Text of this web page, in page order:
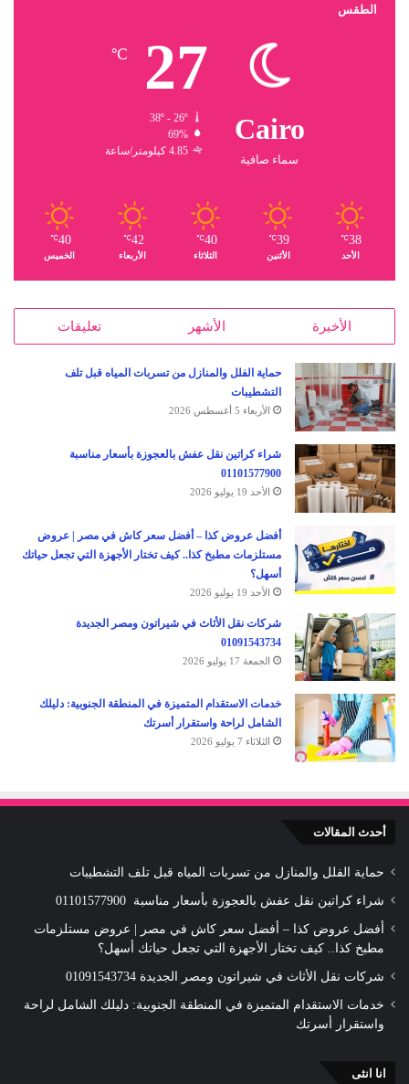
الطقس
Cairo
سماء صافية
27
℃
38º - 26º
69%
4.85 كيلومتر/ساعة
38
℃
الأحد
39
℃
الأثنين
40
℃
الثلاثاء
42
℃
الأربعاء
40
℃
الخميس
الأخيرة الأشهر تعليقات
حماية الفلل والمنازل من تسربات المياه قبل تلف
التشطيبات
الأربعاء 5 أغسطس 2026
شراء كراتين نقل عفش بالعجوزة بأسعار مناسبة
01101577900
الأحد 19 يوليو 2026
أفضل عروض كذا – أفضل سعر كاش في مصر | عروض
مستلزمات مطبخ كذا.. كيف تختار الأجهزة التي تجعل حياتك
أسهل؟
الأحد 19 يوليو 2026
شركات نقل الأثاث في شيراتون ومصر الجديدة
01091543734
الجمعة 17 يوليو 2026
خدمات الاستقدام المتميزة في المنطقة الجنوبية: دليلك
الشامل لراحة واستقرار أسرتك
الثلاثاء 7 يوليو 2026
أحدث المقالات
حماية الفلل والمنازل من تسربات المياه قبل تلف التشطيبات
شراء كراتين نقل عفش بالعجوزة بأسعار مناسبة 01101577900
أفضل عروض كذا – أفضل سعر كاش في مصر | عروض مستلزمات
مطبخ كذا.. كيف تختار الأجهزة التي تجعل حياتك أسهل؟
شركات نقل الأثاث في شيراتون ومصر الجديدة 01091543734
خدمات الاستقدام المتميزة في المنطقة الجنوبية: دليلك الشامل لراحة
واستقرار أسرتك
انا انثى